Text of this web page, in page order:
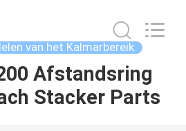
van het Kalmarbereik
Afstandsring
Stacker Parts